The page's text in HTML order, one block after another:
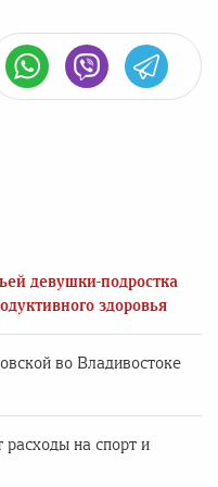
девушки-подростка
здоровья
во Владивостоке
на спорт и